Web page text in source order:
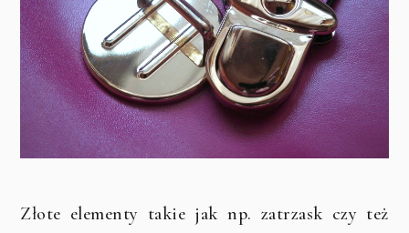
Złote elementy takie jak np. zatrzask czy też